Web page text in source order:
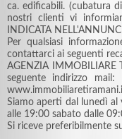
ca. edificabili. (cubatura
nostri clienti vi
INDICATA
Per qualsiasi
contattarci ai seguenti
AGENZIA IMMOBILIARE
seguente indirizzo mail:
Siamo aperti dal lunedì al
alle 19:00 sabato dalle
Si riceve preferibilmente